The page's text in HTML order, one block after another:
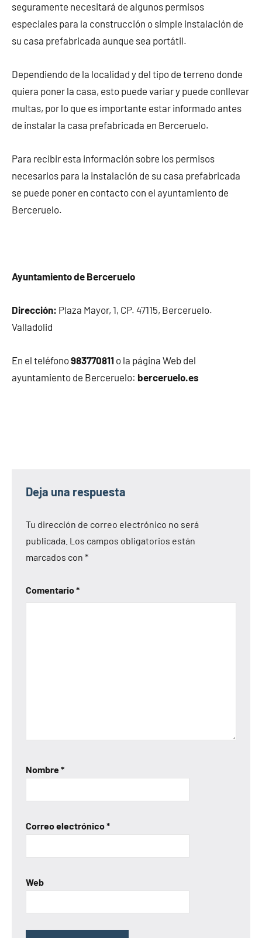
seguramente necesitará de algunos permisos
especiales para la construcción o simple instalación de
su casa prefabricada aunque sea portátil.
Dependiendo de la localidad y del tipo de terreno donde
quiera poner la casa, esto puede variar y puede conllevar
multas, por lo que es importante estar informado antes
de instalar la casa prefabricada en Berceruelo.
Para recibir esta información sobre los permisos
necesarios para la instalación de su casa prefabricada
se puede poner en contacto con el ayuntamiento de
Berceruelo.
Ayuntamiento de Berceruelo
Dirección: Plaza Mayor, 1, CP. 47115, Berceruelo.
Valladolid
En el teléfono983770811 o la página Web del
ayuntamiento de Berceruelo: berceruelo.es
Deja una respuesta
Tu dirección de correo electrónico no será
publicada. Los campos obligatorios están
marcados con *
Comentario*
Nombre*
Correo electrónico*
Web